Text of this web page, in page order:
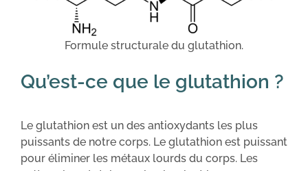
Formule structurale du glutathion.
Qu’est-ce que le glutathion ?
Le glutathion est un des antioxydants les plus
puissants de notre corps. Le glutathion est puissant
pour éliminer les métaux lourds du corps. Les